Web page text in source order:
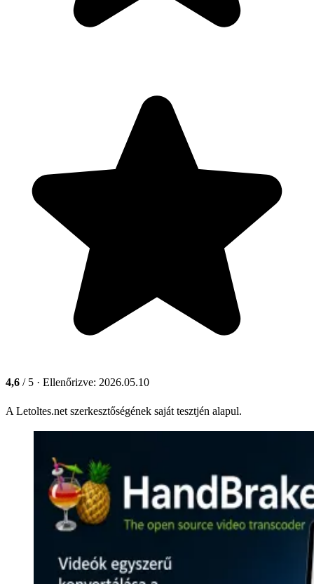
4,6 / 5 · Ellenőrizve: 2026.05.10
A Letoltes.net szerkesztőségének saját tesztjén alapul.